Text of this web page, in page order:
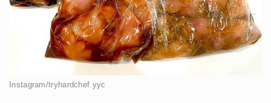
Instagram/tryhardchef.yyc